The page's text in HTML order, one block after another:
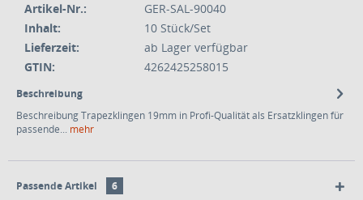
Artikel-Nr.:
GER-SAL-90040
Inhalt:
10 Stück/Set
Lieferzeit:
ab Lager verfügbar
GTIN:
4262425258015
Beschreibung
Beschreibung Trapezklingen 19mm in Profi-Qualität als Ersatzklingen für
passende... mehr
Passende Artikel 6